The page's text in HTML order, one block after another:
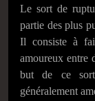
Le sort de
partie des plus
Il consiste à
amoureux entre
but de ce
généralement